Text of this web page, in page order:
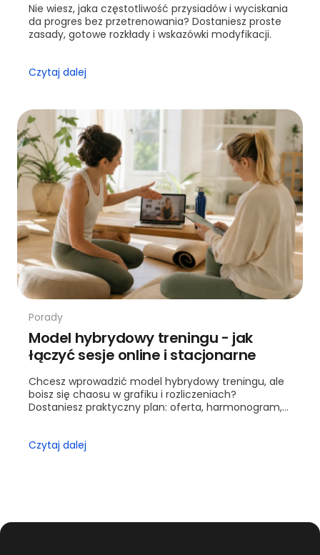
Nie wiesz, jaka częstotliwość przysiadów i wyciskania
da progres bez przetrenowania? Dostaniesz proste
zasady, gotowe rozkłady i wskazówki modyfikacji.
Czytaj dalej
Porady
Model hybrydowy treningu - jak
łączyć sesje online i stacjonarne
Chcesz wprowadzić model hybrydowy treningu, ale
boisz się chaosu w grafiku i rozliczeniach?
Dostaniesz praktyczny plan: oferta, harmonogram,
Czytaj dalej